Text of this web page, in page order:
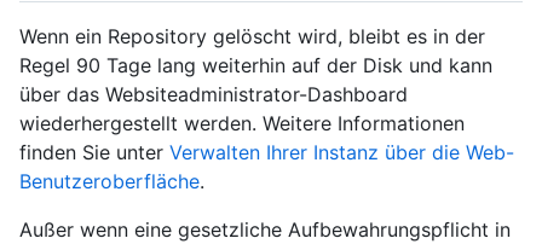
Wenn ein Repository gelöscht wird, bleibt es in der
Regel 90 Tage lang weiterhin auf der Disk und kann
über das Websiteadministrator-Dashboard
wiederhergestellt werden. Weitere Informationen
finden Sie unter Verwalten Ihrer Instanz über die Web-
Benutzeroberfläche.
Außer wenn eine gesetzliche Aufbewahrungspflicht in